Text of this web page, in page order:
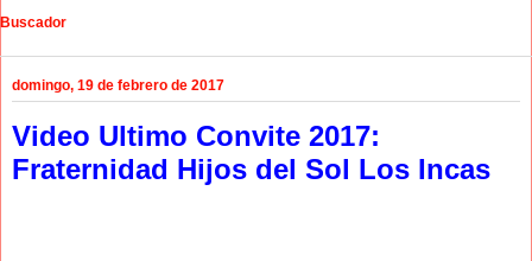
Buscador
domingo, 19 de febrero de 2017
Video Ultimo Convite 2017:
Fraternidad Hijos del Sol Los Incas